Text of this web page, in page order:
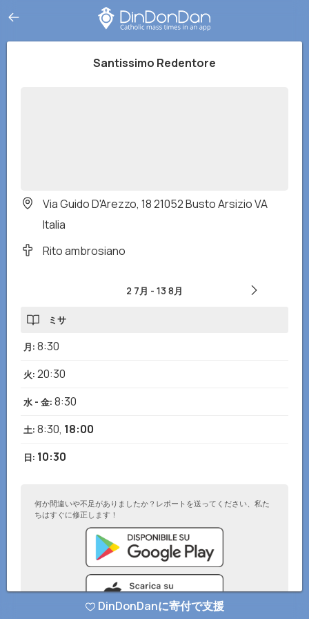
Santissimo Redentore
Via Guido D'Arezzo, 18 21052 Busto Arsizio VA
Italia
Rito ambrosiano
2 7月 - 13 8月
ミサ
月: 8:30
火: 20:30
水 - 金: 8:30
土: 8:30, 18:00
日: 10:30
何か間違いや不足がありましたか？レポートを送ってください、私た
ちはすぐに修正します！
DinDonDanに寄付で支援